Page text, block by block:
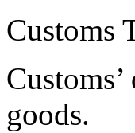
Customs
goods.